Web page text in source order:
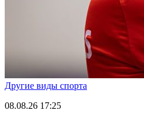
Другие виды спорта
08.08.26 17:25